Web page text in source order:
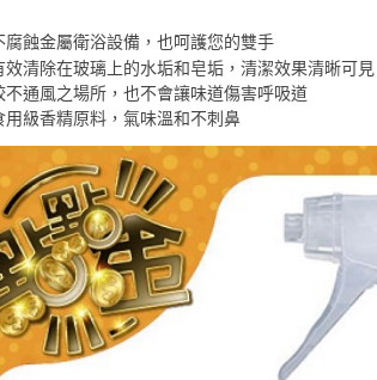
腐蝕金屬衛浴設備，也呵護您的雙手
效清除在玻璃上的水垢和皂垢，清潔效果清晰可見
不通風之場所，也不會讓味道傷害呼吸道
用級香精原料，氣味溫和不刺鼻